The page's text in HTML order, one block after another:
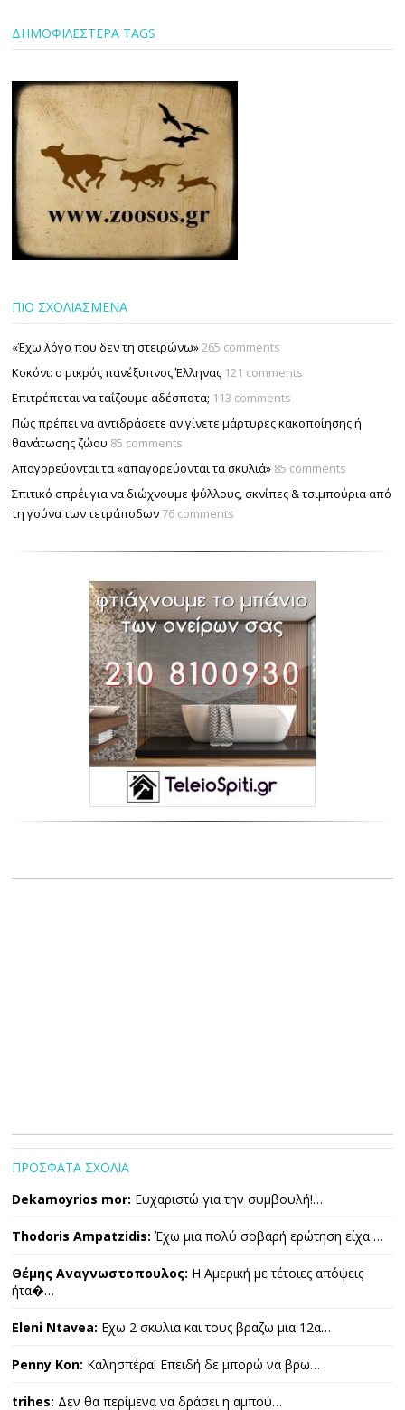
ΔΗΜΟΦΙΛΕΣΤΕΡΑ TAGS
ΠΙΟ ΣΧΟΛΙΑΣΜΕΝΑ
«Έχω λόγο που δεν τη στειρώνω»265 comments
Κοκόνι: ο μικρός πανέξυπνος Έλληνας 121 comments
Επιτρέπεται να ταΐζουµε αδέσποτα; 113 comments
Πώς πρέπει να αντιδράσετε αν γίνετε μάρτυρες κακοποίησης ή
θανάτωσης ζώου 85 comments
Απαγορεύονται τα «απαγορεύονται τα σκυλιά» 85 comments
Σπιτικό σπρέι για να διώχνουμε ψύλλους, σκνίπες & τσιμπούρια από
τη γούνα των τετράποδων 76 comments
ΠΡΟΣΦΑΤΑ ΣΧΟΛΙΑ
Dekamoyrios mor: Ευχαριστώ για την συμβουλή!…
Thodoris Ampatzidis: Έχω μια πολύ σοβαρή ερώτηση είχα …
Θέμης Αναγνωστοπουλος: Η Αμερική με τέτοιες απόψεις
ήτα�…
Eleni Ntavea: Εχω 2 σκυλια και τους βραζω μια 12α…
Penny Kon: Καλησπέρα! Επειδή δε μπορώ να βρω…
trihes: Δεν θα περίμενα να δράσει η αμπού…